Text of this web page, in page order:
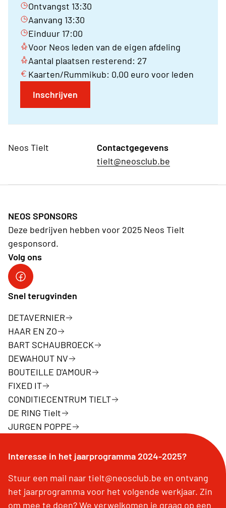
Ontvangst 13:30
Aanvang 13:30
Einduur 17:00
Voor Neos leden van de eigen afdeling
Aantal plaatsen resterend: 27
Kaarten/Rummikub: 0,00 euro voor leden
Inschrijven
Neos Tielt
Contactgegevens
tielt@neosclub.be
NEOS SPONSORS
Deze bedrijven hebben voor 2025 Neos Tielt
gesponsord.
Volg ons
Facebookpagina Neos Tielt
Snel terugvinden
DETAVERNIER
HAAR EN ZO
BART SCHAUBROECK
DEWAHOUT NV
BOUTEILLE D'AMOUR
FIXED IT
CONDITIECENTRUM TIELT
DE RING Tielt
JURGEN POPPE
Interesse in het jaarprogramma 2024-2025?
Stuur een mail naar tielt@neosclub.be en ontvang
het jaarprogramma voor het volgende werkjaar. Zin
om mee te doen? We verwelkomen je graag op een